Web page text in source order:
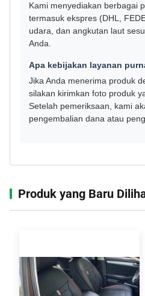
Kami menyediakan berbagai
termasuk ekspres (DHL,
udara, dan angkutan laut
Anda.
Apa kebijakan layanan
Jika Anda menerima produk
silakan kirimkan foto produk
Setelah pemeriksaan, kami
pengembalian dana atau
Produk yang Baru